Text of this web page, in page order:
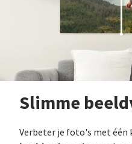
Slimme
Verbeter je foto's met één